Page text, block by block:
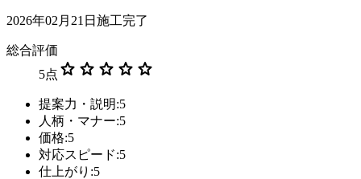
2026年02月21日施工完了
総合評価
5点 star star star star star
提案力・説明:5
人柄・マナー:5
価格:5
対応スピード:5
仕上がり:5